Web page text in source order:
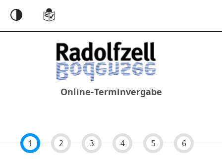
Online-Terminvergabe
1 2 3 4 5 6